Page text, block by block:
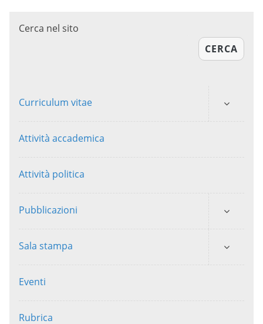
Cerca nel sito
CERCA
Curriculum vitae
Attività accademica
Attività politica
Pubblicazioni
Sala stampa
Eventi
Rubrica